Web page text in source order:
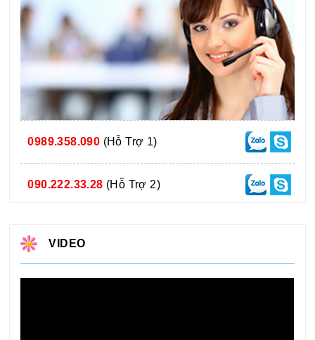
0989.358.090 (Hỗ Trợ 1)
090.222.33.28 (Hỗ Trợ 2)
VIDEO